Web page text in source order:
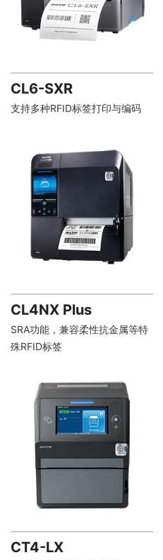
CL6-SXR
支持多种RFID标签打印与编码
CL4NX Plus
SRA功能，兼容柔性抗金属等特
殊RFID标签
CT4-LX